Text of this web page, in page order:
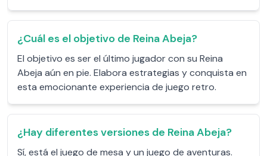
¿Cuál es el objetivo de Reina Abeja?
El objetivo es ser el último jugador con su Reina
Abeja aún en pie. Elabora estrategias y conquista en
esta emocionante experiencia de juego retro.
¿Hay diferentes versiones de Reina Abeja?
Sí, está el juego de mesa y un juego de aventuras.